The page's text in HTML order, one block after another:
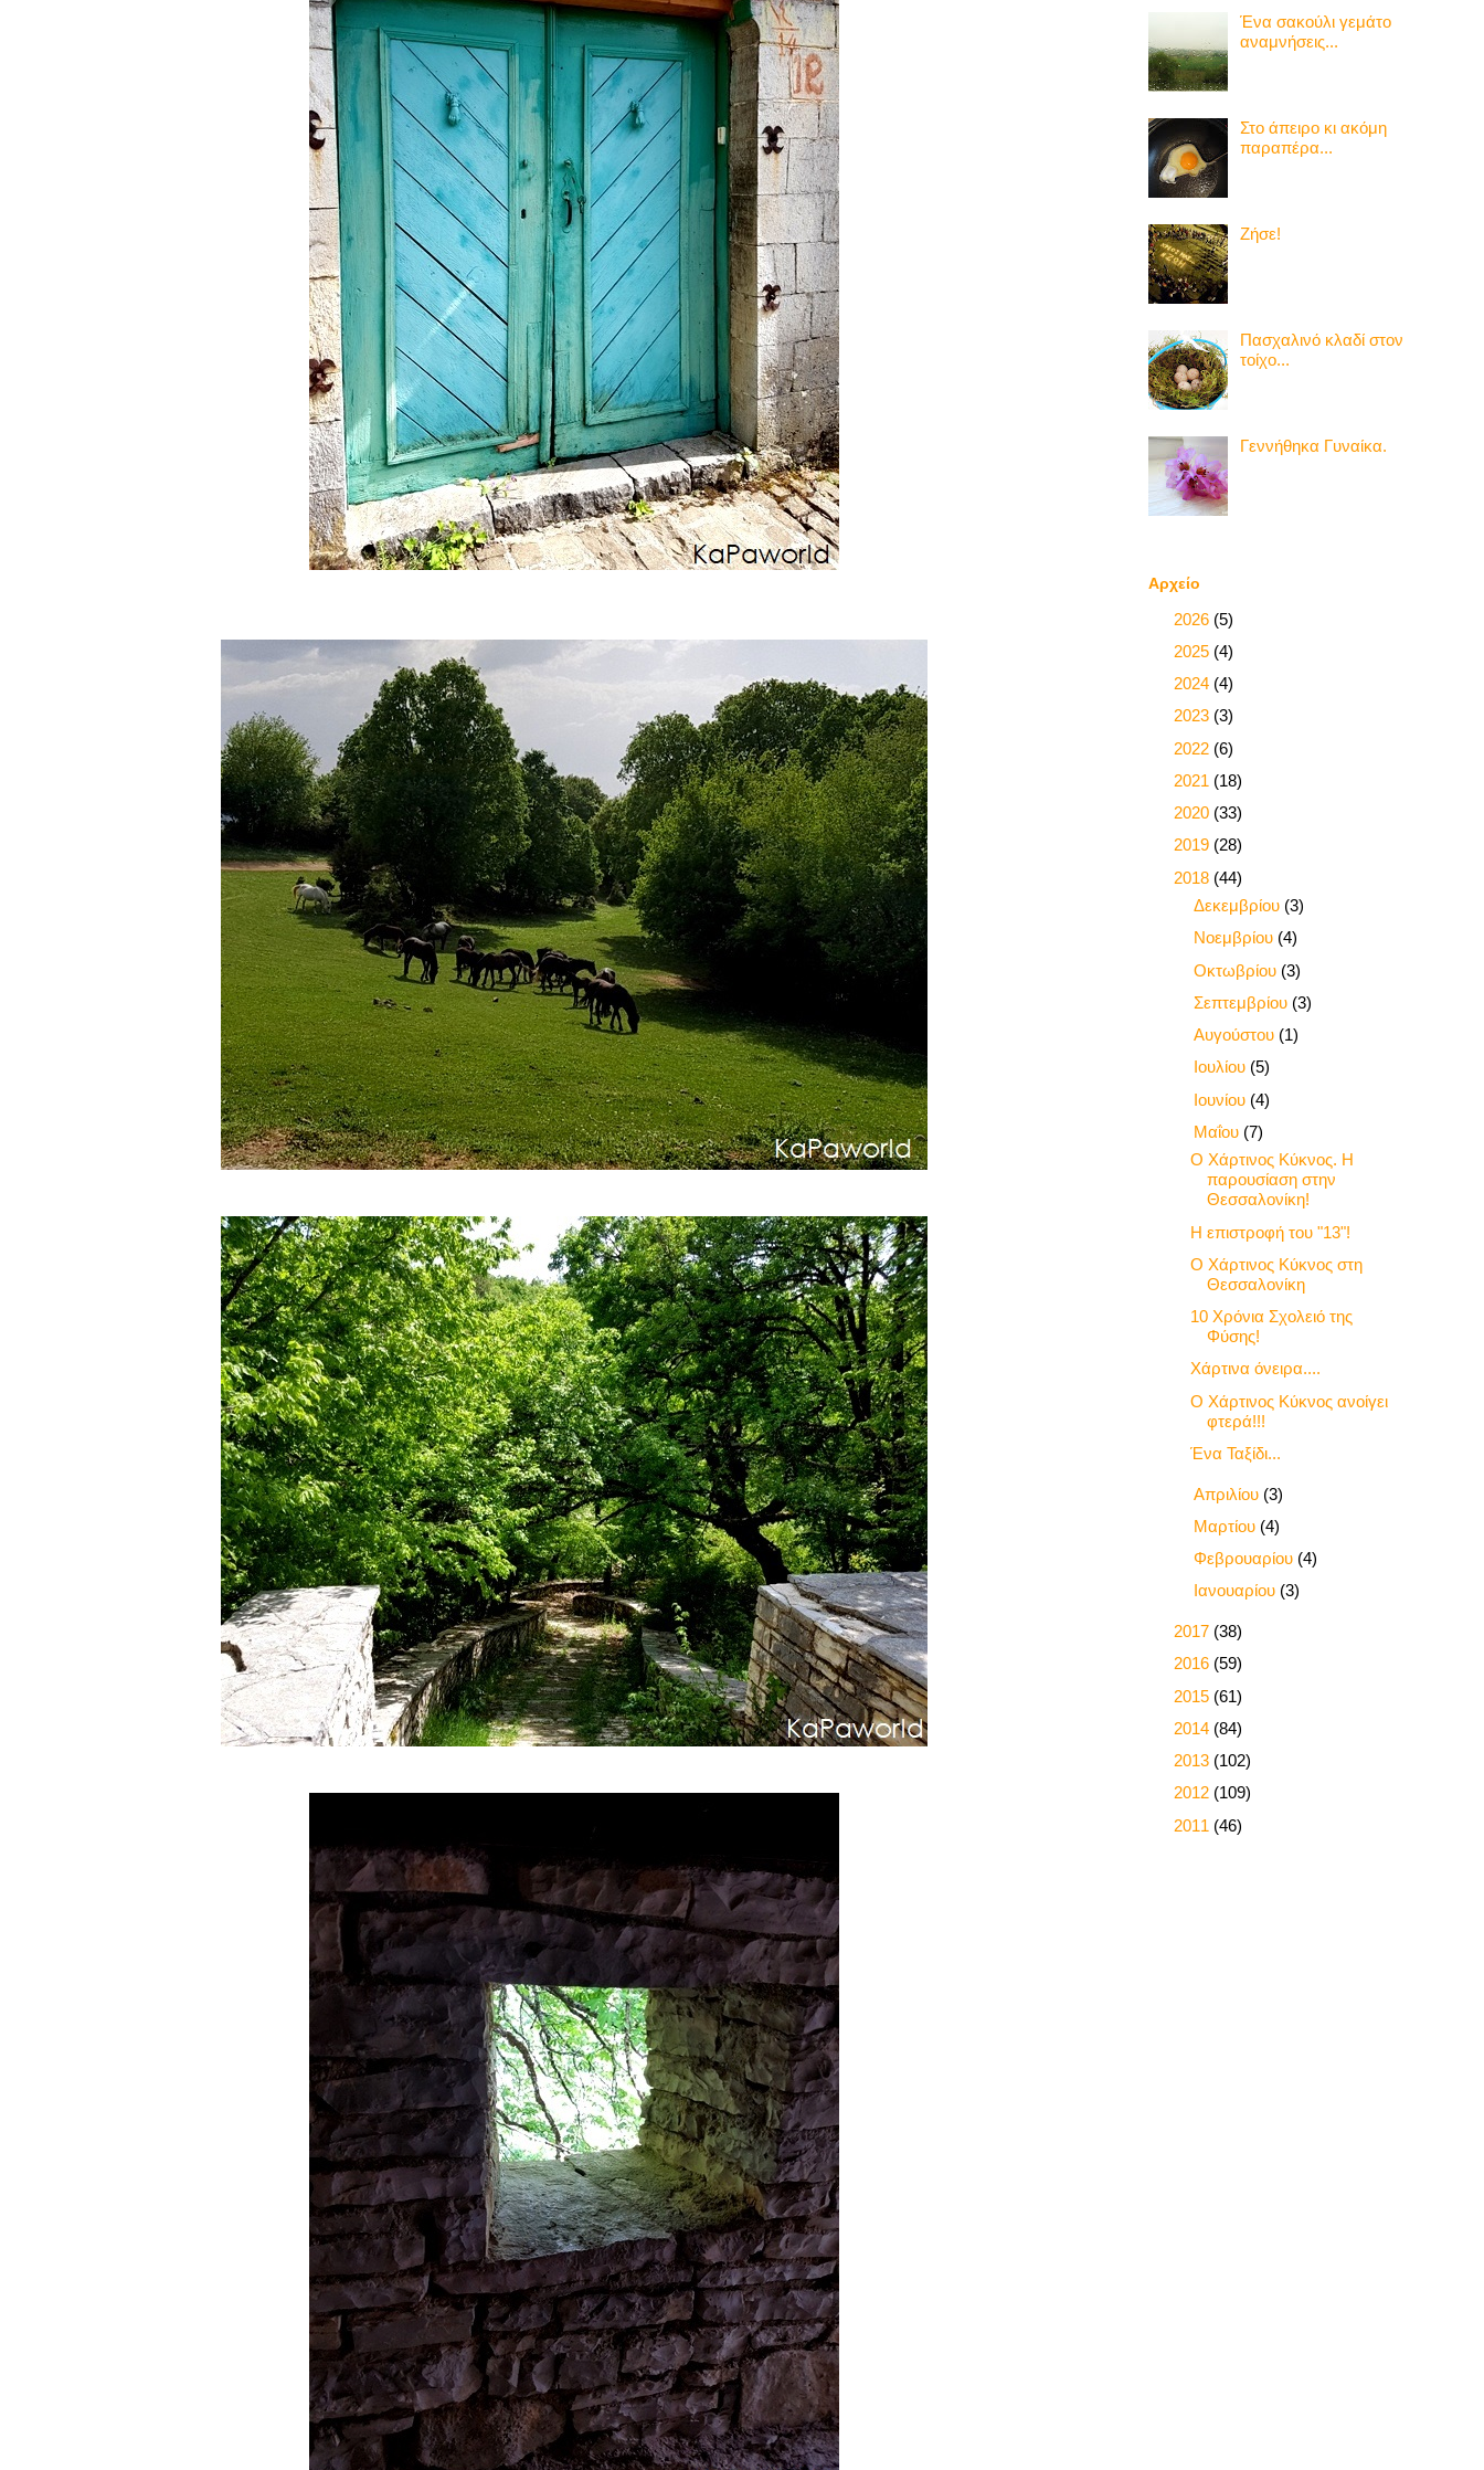
Ένα σακούλι γεμάτο
αναμνήσεις...
Στο άπειρο κι ακόμη
παραπέρα...
Ζήσε!
Πασχαλινό κλαδί στον
τοίχο...
Γεννήθηκα Γυναίκα.
Αρχείο
2026 (5)
2025 (4)
2024 (4)
2023 (3)
2022 (6)
2021 (18)
2020 (33)
2019 (28)
2018 (44)
Δεκεμβρίου (3)
Νοεμβρίου (4)
Οκτωβρίου (3)
Σεπτεμβρίου (3)
Αυγούστου (1)
Ιουλίου (5)
Ιουνίου (4)
Μαΐου (7)
Ο Χάρτινος Κύκνος. Η
παρουσίαση στην
Θεσσαλονίκη!
Η επιστροφή του "13"!
Ο Χάρτινος Κύκνος στη
Θεσσαλονίκη
10 Χρόνια Σχολειό της
Φύσης!
Χάρτινα όνειρα....
Ο Χάρτινος Κύκνος ανοίγει
φτερά!!!
Ένα Ταξίδι...
Απριλίου (3)
Μαρτίου (4)
Φεβρουαρίου (4)
Ιανουαρίου (3)
2017 (38)
2016 (59)
2015 (61)
2014 (84)
2013 (102)
2012 (109)
2011 (46)